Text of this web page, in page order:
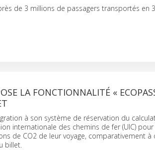
de 3 millions de passagers transportés en
LA FONCTIONNALITÉ «
à son système de réservation du
internationale des chemins de fer (UIC)
de CO2 de leur voyage, comparativement à
billet.